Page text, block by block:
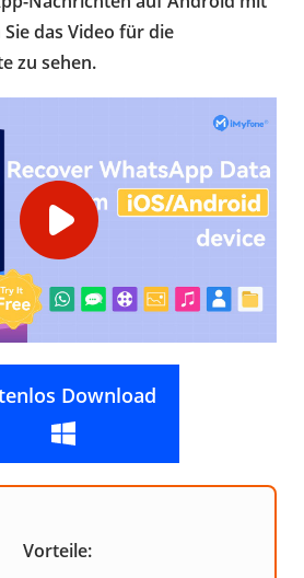
das Video für die
zu sehen.
Download
Vorteile: